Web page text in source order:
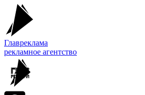
Главреклама
рекламное агентство